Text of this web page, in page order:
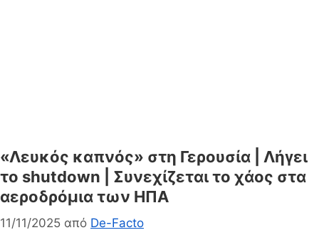
«Λευκός καπνός» στη Γερουσία | Λήγει
το shutdown | Συνεχίζεται το χάος στα
αεροδρόμια των ΗΠΑ
11/11/2025 από De-Facto